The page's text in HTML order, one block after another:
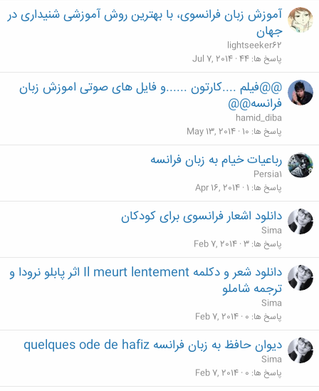
آموزش زبان فرانسوی، با بهترین روش آموزشی شنیداری در
جهان
lightseeker62
پاسخ ها 44
Jul 7, 2014
@@فیلم ....کارتون ......و فایل های صوتی اموزش زبان
فرانسه@@
hamid_diba
پاسخ ها 10
May 13, 2014
رباعیات خیام به زبان فرانسه
Persia1
پاسخ ها 1
Apr 16, 2014
دانلود اشعار فرانسوی برای کودکان
Sima
پاسخ ها 3
Feb 7, 2014
دانلود شعر و دکلمه Il meurt lentement اثر پابلو نرودا و
ترجمه شاملو
Sima
پاسخ ها 0
Feb 7, 2014
دیوان حافظ به زبان فرانسه quelques ode de hafiz
Sima
پاسخ ها 0
Feb 7, 2014